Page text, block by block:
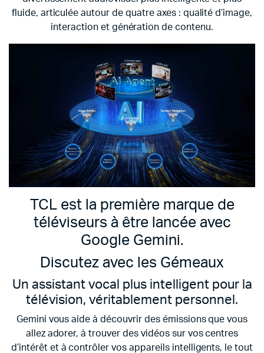
fluide, articulée autour de quatre axes : qualité d’image,
interaction et génération de contenu.
TCL est la première marque de
téléviseurs à être lancée avec
Google Gemini.
Discutez avec les Gémeaux
Un assistant vocal plus intelligent pour la
télévision, véritablement personnel.
Gemini vous aide à découvrir des émissions que vous
allez adorer, à trouver des vidéos sur vos centres
d’intérêt et à contrôler vos appareils intelligents, le tout